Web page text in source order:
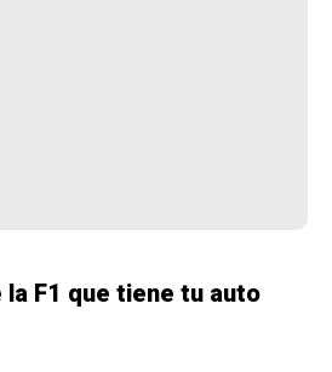
F1 que tiene tu auto